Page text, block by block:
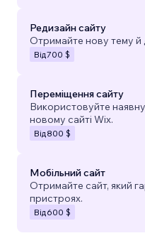
Редизайн сайту
Отримайте нову тему й
Від700 $
Переміщення сайту
Використовуйте
новому сайті Wix.
Від 800 $
Мобільний сайт
Отримайте сайт, який
пристроях.
Від 600 $